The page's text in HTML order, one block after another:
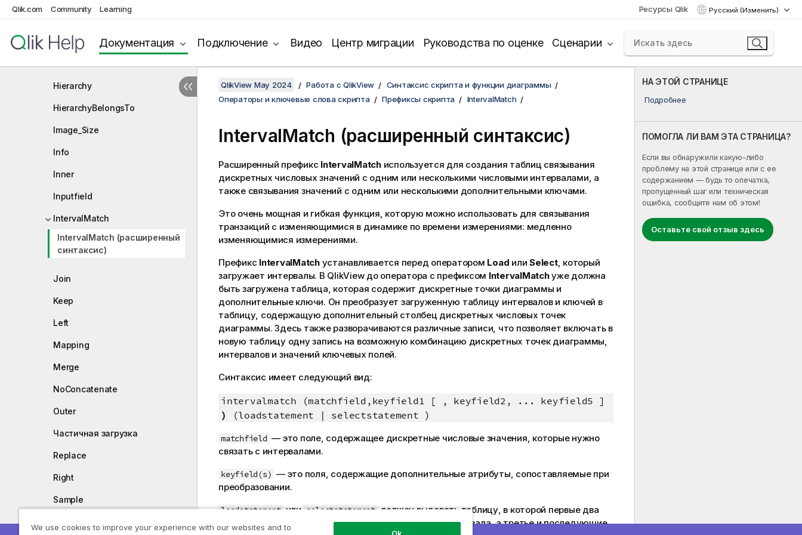
Qlik.com Community Learning Ресурсы Qlik Русский (Изменить)
Документация Подключение Видео Центр миграции Руководства по оценке Сценарии
Crosstable
First
Hierarchy
HierarchyBelongsTo
Image_Size
Info
Inner
Inputfield
IntervalMatch
IntervalMatch (расширенный
синтаксис)
Join
Keep
Left
Mapping
Merge
NoConcatenate
Outer
Частичная загрузка
Replace
Right
Sample
НА ЭТОЙ СТРАНИЦЕ
Подробнее
ПОМОГЛА ЛИ ВАМ ЭТА СТРАНИЦА?
Если вы обнаружили какую-либо
проблему на этой странице или с ее
содержанием — будь то опечатка,
пропущенный шаг или техническая
ошибка, сообщите нам об этом!
Оставьте свой отзыв здесь
QlikView May 2024 Работа с QlikView
Синтаксис скрипта и функции диаграммы
Операторы и ключевые слова скрипта
Префиксы скрипта IntervalMatch
IntervalMatch (расширенный синтаксис)
Расширенный префикс IntervalMatchиспользуется для создания таблиц связывания
дискретных числовых значений с одним или несколькими числовыми интервалами, а
также связывания значений с одним или несколькими дополнительными ключами.
Это очень мощная и гибкая функция, которую можно использовать для связывания
транзакций с изменяющимися в динамике по времени измерениями: медленно
изменяющимися измерениями.
Префикс IntervalMatchустанавливается перед оператором Load или Select, который
загружает интервалы. В QlikViewдо оператора с префиксом IntervalMatchуже должна
быть загружена таблица, которая содержит дискретные точки диаграммы и
дополнительные ключи. Он преобразует загруженную таблицу интервалов и ключей в
таблицу, содержащую дополнительный столбец дискретных числовых точек
диаграммы. Здесь также разворачиваются различные записи, что позволяет включать в
новую таблицу одну запись на возможную комбинацию дискретных точек диаграммы,
интервалов и значений ключевых полей.
Синтаксис имеет следующий вид:
intervalmatch (matchfield,keyfield1 [ , keyfield2, ... keyfield5 ]
)
(loadstatement | selectstatement )
matchfield — это поле, содержащее дискретные числовые значения, которые нужно
связать с интервалами.
keyfield(s) — это поля, содержащие дополнительные атрибуты, сопоставляемые при
преобразовании.
loadstatement или selectstatement должен выдавать таблицу, в которой первые два
поля содержат верхний и нижний предел каждого интервала, а третье и последующие
We use cookies to improve your experience with our websites and to